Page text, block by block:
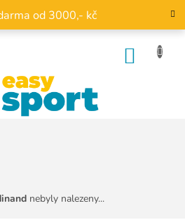
od 3000,- kč
nebyly nalezeny...